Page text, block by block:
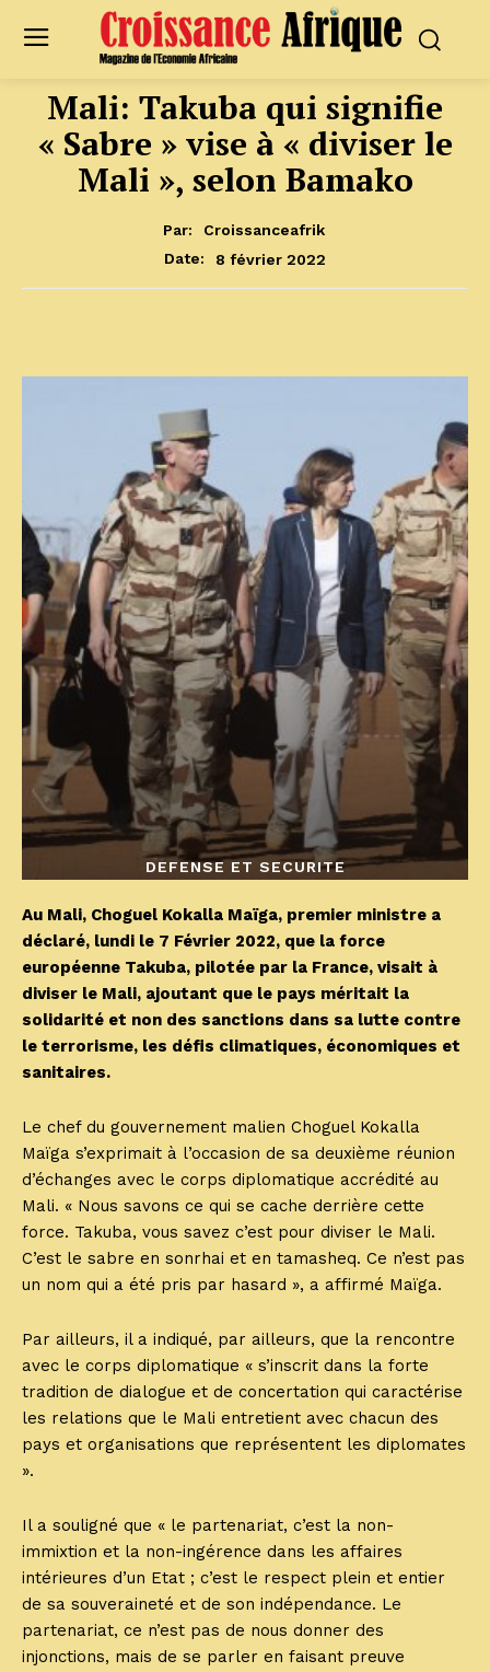
Mali: Takuba qui signifie
« Sabre » vise à « diviser le
Mali », selon Bamako
Par:
Croissanceafrik
Date:
8 février 2022
DEFENSE ET SECURITE
Au Mali, Choguel Kokalla Maïga, premier ministre a
déclaré, lundi le 7 Février 2022, que la force
européenne Takuba, pilotée par la France, visait à
diviser le Mali, ajoutant que le pays méritait la
solidarité et non des sanctions dans sa lutte contre
le terrorisme, les défis climatiques, économiques et
sanitaires.
Le chef du gouvernement malien Choguel Kokalla
Maïga s’exprimait à l’occasion de sa deuxième réunion
d’échanges avec le corps diplomatique accrédité au
Mali. « Nous savons ce qui se cache derrière cette
force. Takuba, vous savez c’est pour diviser le Mali.
C’est le sabre en sonrhai et en tamasheq. Ce n’est pas
un nom qui a été pris par hasard », a affirmé Maïga.
Par ailleurs, il a indiqué, par ailleurs, que la rencontre
avec le corps diplomatique « s’inscrit dans la forte
tradition de dialogue et de concertation qui caractérise
les relations que le Mali entretient avec chacun des
pays et organisations que représentent les diplomates
».
Il a souligné que « le partenariat, c’est la non-
immixtion et la non-ingérence dans les affaires
intérieures d’un Etat ; c’est le respect plein et entier
de sa souveraineté et de son indépendance. Le
partenariat, ce n’est pas de nous donner des
injonctions, mais de se parler en faisant preuve